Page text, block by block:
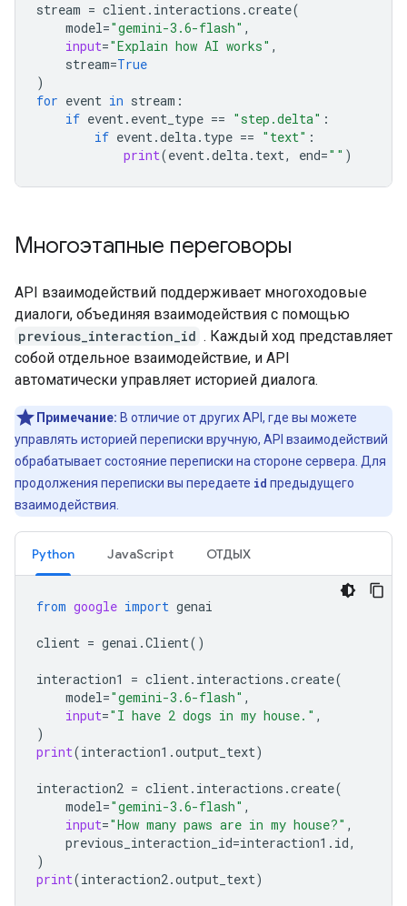
stream = client. interactions .create(
model="gemini-3.6-flash" ,
input="Explain how AI works" ,
stream=True
)
for event in stream :
if event. event_type == "step.delta" :
if event.delta. type == "text" :
print(event.delta. text, end="" )
Многоэтапные переговоры
API взаимодействий поддерживает многоходовые
диалоги, объединяя взаимодействия с помощью
previous_interaction_id . Каждый ход представляет
собой отдельное взаимодействие, и API
автоматически управляет историей диалога.
Примечание: В отличие от других API, где вы можете
управлять историей переписки вручную, API взаимодействий
обрабатывает состояние переписки на стороне сервера. Для
продолжения переписки вы передаете id предыдущего
взаимодействия.
Python JavaScript ОТДЫХ
from google import genai
client = genai .Client()
interaction1 = client. interactions .create(
model="gemini-3.6-flash" ,
input="I have 2 dogs in my house." ,
)
print(interaction1 .output_text)
interaction2 = client. interactions .create(
model="gemini-3.6-flash" ,
input="How many paws are in my house?" ,
previous_interaction_id=interaction1 . id,
)
print(interaction2.output_text)